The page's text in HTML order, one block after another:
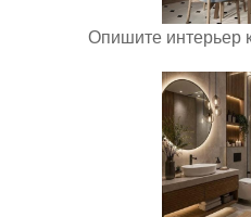
Опишите интерьер